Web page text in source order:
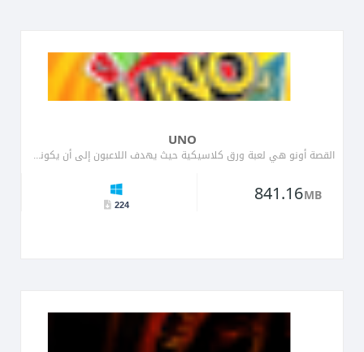
UNO
القصة أونو هي لعبة ورق كلاسيكية حيث يهدف اللاعبون إلى أن يكونوا أول من يتخلص من جميع بطاقاتهم. تتميز اللعبة ب�...
224
841.16MB